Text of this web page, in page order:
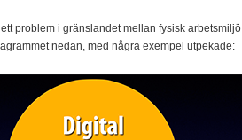
problem i gränslandet mellan fysisk arbetsmiljö
nedan, med några exempel utpekade: